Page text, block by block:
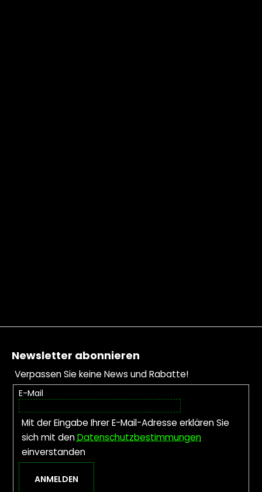
Fußzeile
Newsletter abonnieren
Verpassen Sie keine News und Rabatte!
E-Mail
Mit der Eingabe Ihrer E-Mail-Adresse erklären Sie
sich mit denDatenschutzbestimmungen
einverstanden
ANMELDEN